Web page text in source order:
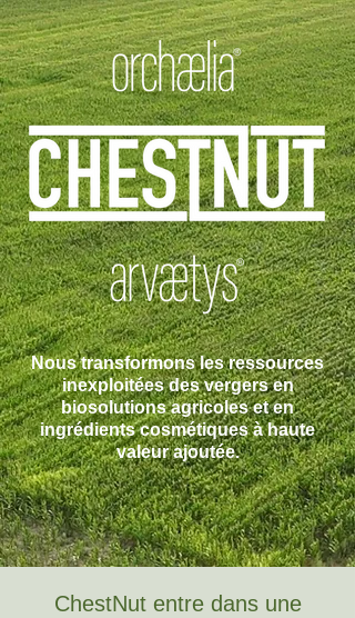
Nous transformons les ressources
inexploitées des vergers en
biosolutions agricoles et en
ingrédients cosmétiques à haute
valeur ajoutée.
ChestNut entre dans une